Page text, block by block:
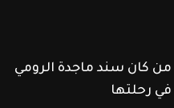
من كان سند ماجدة الرومي
في رحلتها